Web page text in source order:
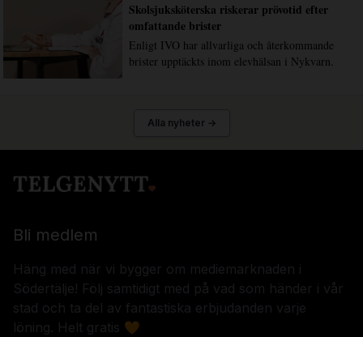
Skolsjuksköterska riskerar prövotid efter
omfattande brister
Enligt IVO har allvarliga och återkommande
brister upptäckts inom elevhälsan i Nykvarn.
Alla nyheter →
Bli medlem
Häng med när vi bygger om mediemarknaden i
Södertälje! Följ samtidigt med på vad som händer i vår
stad och ta del av fantastiska erbjudanden varje
löning. Helt gratis 🧡